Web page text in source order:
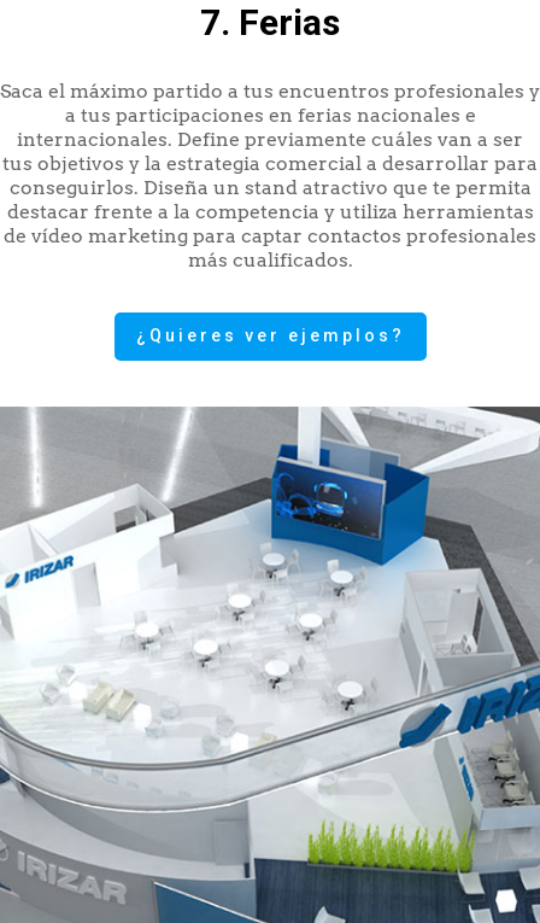
7. Ferias
Saca el máximo partido a tus encuentros profesionales y
a tus participaciones en ferias nacionales e
internacionales. Define previamente cuáles van a ser
tus objetivos y la estrategia comercial a desarrollar para
conseguirlos. Diseña un stand atractivo que te permita
destacar frente a la competencia y utiliza herramientas
de vídeo marketing para captar contactos profesionales
más cualificados.
¿Quieres ver ejemplos?